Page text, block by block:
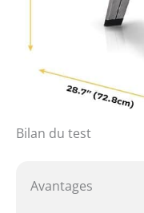
Bilan du test
Avantages